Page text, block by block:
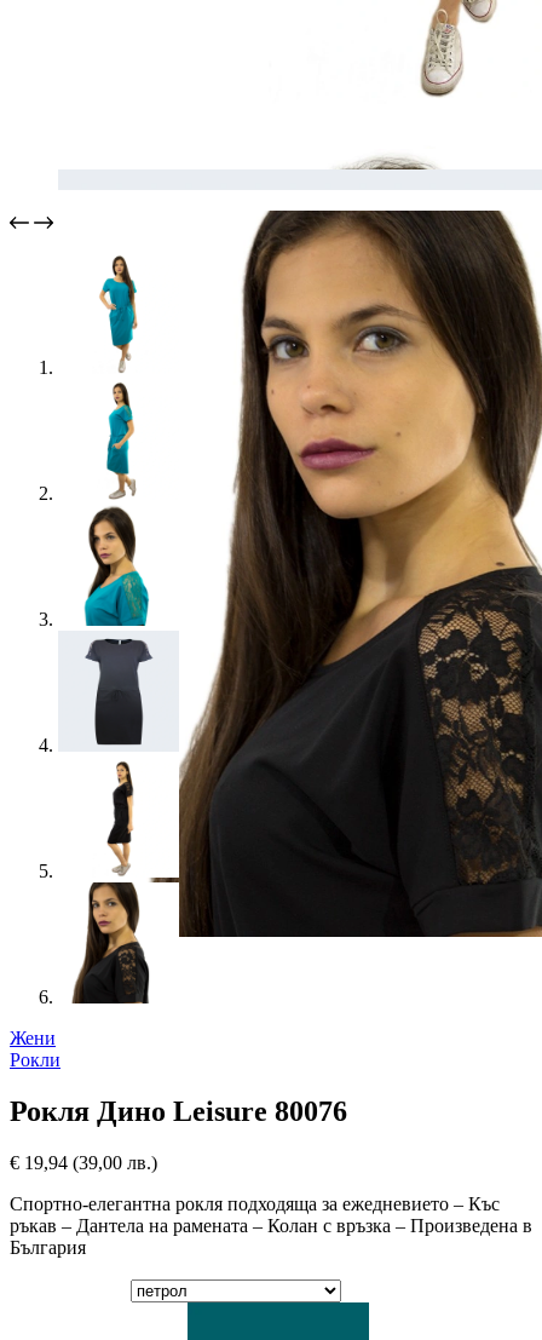
Жени
Рокли
Рокля Дино Leisure 80076
€ 19,94 (39,00 лв.)
Спортно-елегантна рокля подходяща за ежедневието – Къс
ръкав – Дантела на рамената – Колан с връзка – Произведена в
България